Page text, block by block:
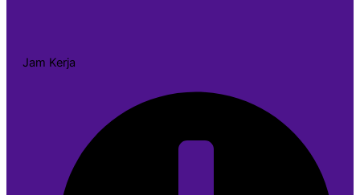
Jam Kerja